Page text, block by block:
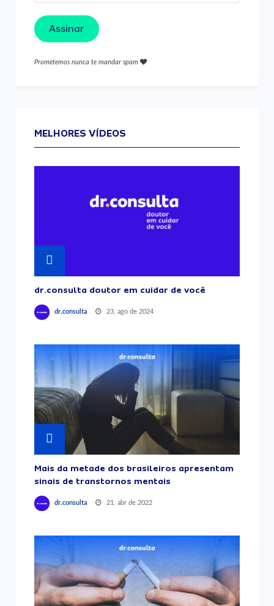
Assinar
Prometemos nunca te mandar spam
MELHORES VÍDEOS
dr.consulta doutor em cuidar de você
dr.consulta 23, ago de 2024
Mais da metade dos brasileiros apresentam
sinais de transtornos mentais
dr.consulta 21, abr de 2022